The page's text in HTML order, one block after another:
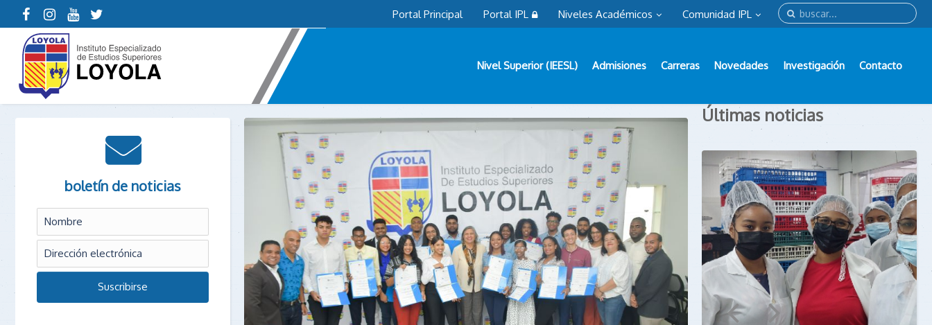
Comunidad IPL
Niveles Académicos
Portal IPL
Portal Principal
Nivel Superior (IEESL) Admisiones Carreras Novedades Investigación Contacto
boletín de noticias
Últimas noticias